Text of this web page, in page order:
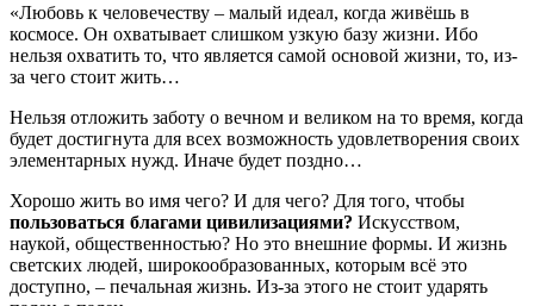
«Любовь к человечеству – малый идеал, когда живёшь в
космосе. Он охватывает слишком узкую базу жизни. Ибо
нельзя охватить то, что является самой основой жизни, то, из-
за чего стоит жить…
Нельзя отложить заботу о вечном и великом на то время, когда
будет достигнута для всех возможность удовлетворения своих
элементарных нужд. Иначе будет поздно…
Хорошо жить во имя чего? И для чего? Для того, чтобы
пользоваться благами цивилизациями? Искусством,
наукой, общественностью? Но это внешние формы. И жизнь
светских людей, широкообразованных, которым всё это
доступно, – печальная жизнь. Из-за этого не стоит ударять